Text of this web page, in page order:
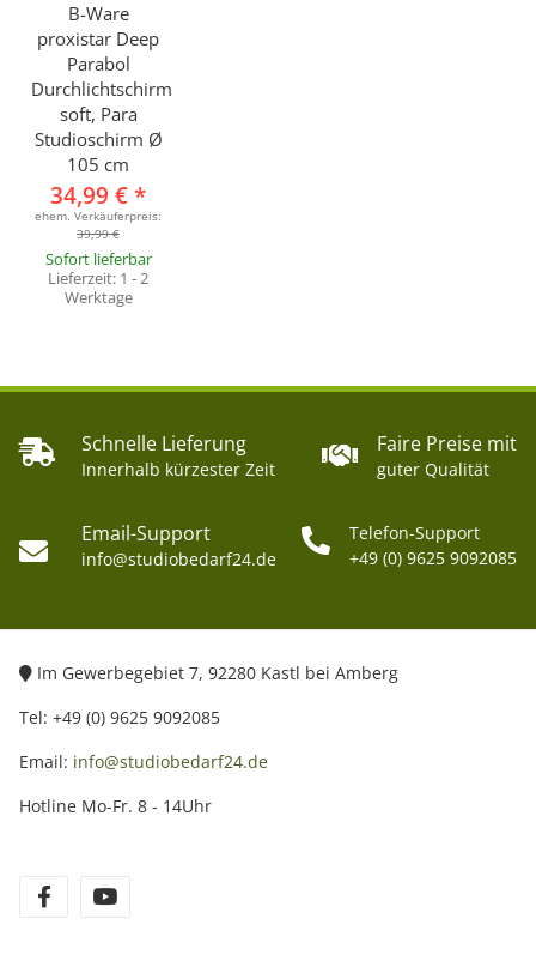
B-Ware
proxistar Deep
Parabol
Durchlichtschirm
soft, Para
Studioschirm Ø
105 cm
34,99 €*
ehem. Verkäuferpreis:
39,99 €
Sofort lieferbar
Lieferzeit: 1 - 2
Werktage
Schnelle Lieferung
Innerhalb kürzester Zeit
Faire Preise mit
guter Qualität
Email-Support
info@studiobedarf24.de
Telefon-Support
+49 (0) 9625 9092085
Im Gewerbegebiet 7, 92280 Kastl bei Amberg
Tel: +49 (0) 9625 9092085
Email: info@studiobedarf24.de
Hotline Mo-Fr. 8 - 14Uhr